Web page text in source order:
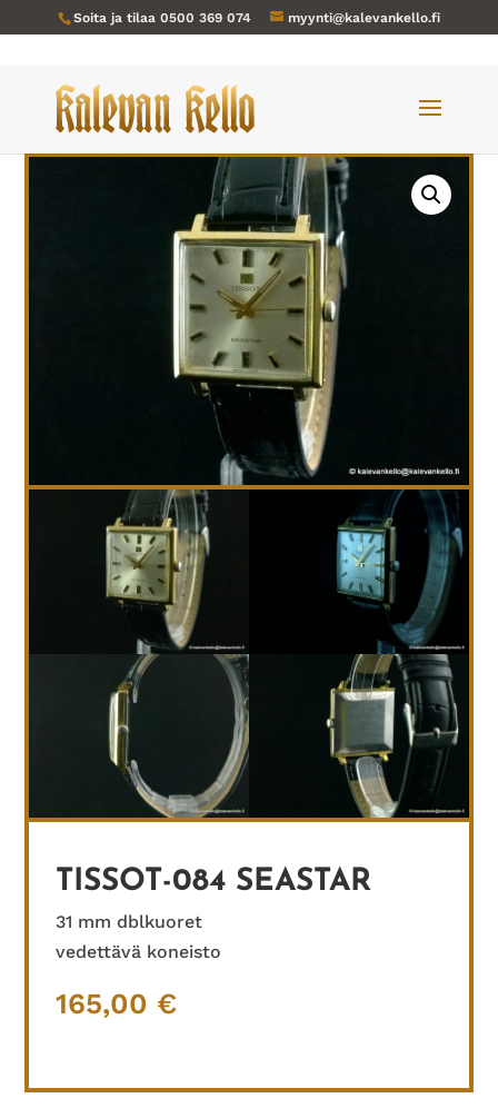
Soita ja tilaa 0500 369 074 myynti@kalevankello.fi
Verkkokauppa/Miesten kellot / Tissot-084 Seastar
TISSOT-084 SEASTAR
31 mm dblkuoret
vedettävä koneisto
165,00 €